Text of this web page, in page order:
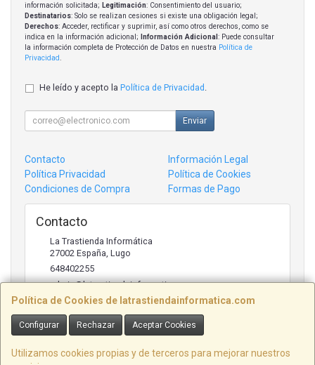
Política de Cookies de latrastiendainformatica.com
Configurar Rechazar Aceptar Cookies
Utilizamos cookies propias y de terceros para mejorar nuestros
información solicitada; Legitimación: Consentimiento del usuario;
Destinatarios: Solo se realizan cesiones si existe una obligación legal;
Derechos: Acceder, rectificar y suprimir, así como otros derechos, como se
indica en la información adicional;
Información Adicional : Puede consultar
la información completa de Protección de Datos en nuestra Política de
Privacidad
He leído y acepto la Política de Privacidad
Enviar
Contacto
Información Legal
Política Privacidad
Política de Cookies
Condiciones de Compra
Formas de Pago
Contacto
La Trastienda Informática
27002 España Lugo
648402255
admin@latrastiendainformatica.com
Horario
09:00h -20:00h